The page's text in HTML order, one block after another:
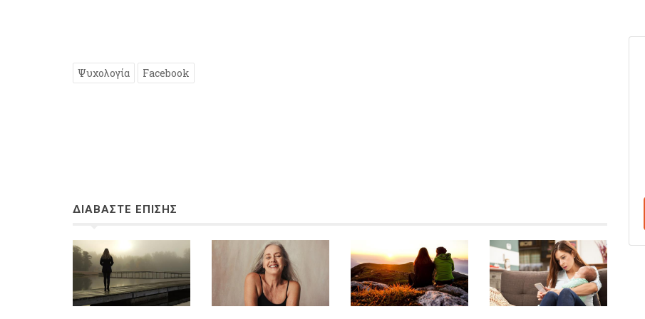
Ψυχολογία Facebook
ΔΙΑΒΑΣΤΕ ΕΠΙΣΗΣ